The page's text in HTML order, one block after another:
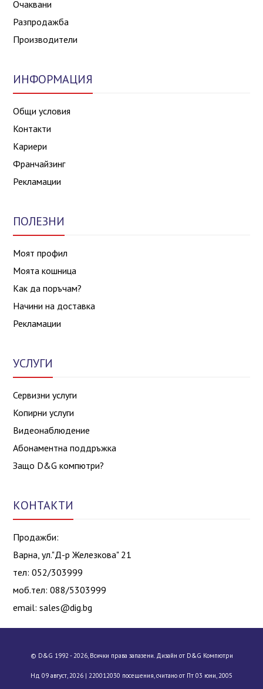
Очаквани
Разпродажба
Производители
ИНФОРМАЦИЯ
Общи условия
Контакти
Кариери
Франчайзинг
Рекламации
ПОЛЕЗНИ
Моят профил
Моята кошница
Как да поръчам?
Начини на доставка
Рекламации
УСЛУГИ
Сервизни услуги
Копирни услуги
Видеонаблюдение
Абонаментна поддръжка
Защо D&G компютри?
КОНТАКТИ
Продажби:
Варна, ул."Д-р Железкова" 21
тел: 052/303999
моб.тел: 088/5303999
email:sales@dig.bg
© D&G 1992 - 2026, Всички права запазени. Дизайн от D&G Компютри
Нд 09 август, 2026 | 220012030 посещения, считано от Пт 03 юни, 2005